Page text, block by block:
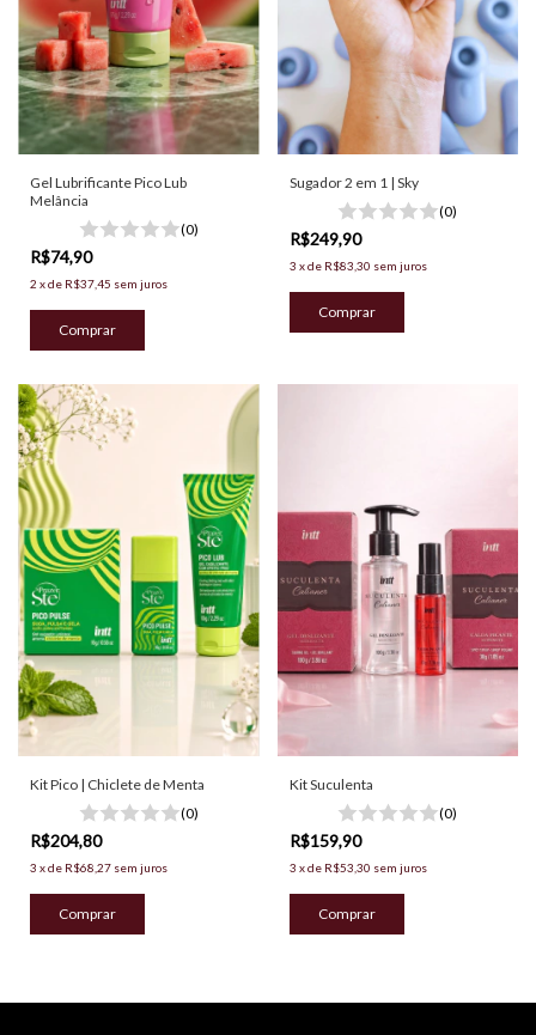
Gel Lubrificante Pico Lub
Melância
(0)
R$74,90
2 xde R$37,45 sem juros
Sugador 2 em 1 | Sky
(0)
R$249,90
3 xde R$83,30 sem juros
Kit Pico | Chiclete de Menta
(0)
R$204,80
3 xde R$68,27 sem juros
Kit Suculenta
(0)
R$159,90
3 xde R$53,30 sem juros